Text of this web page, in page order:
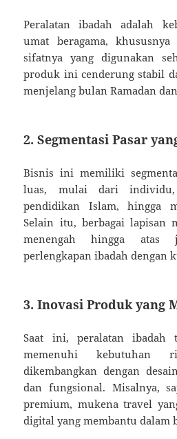
Peralatan ibadah adalah
umat beragama,
sifatnya yang digunakan
produk ini cenderung stabil
menjelang bulan Ramadan
2. Segmentasi Pasar
Bisnis ini memiliki
luas, mulai dari individu,
pendidikan Islam, hingga
Selain itu, berbagai lapisan
menengah hingga atas
perlengkapan ibadah dengan
3. Inovasi Produk yang
Saat ini, peralatan ibadah
memenuhi kebutuhan
dikembangkan dengan
dan fungsional. Misalnya,
premium, mukena travel
digital yang membantu dalam